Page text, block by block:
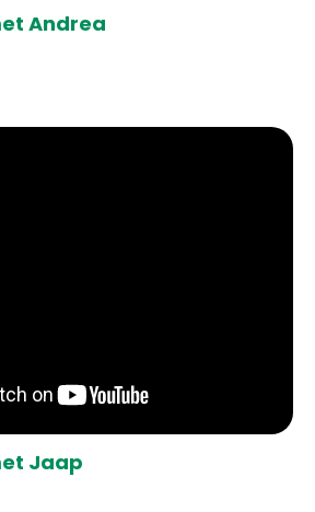
Andrea
Jaap